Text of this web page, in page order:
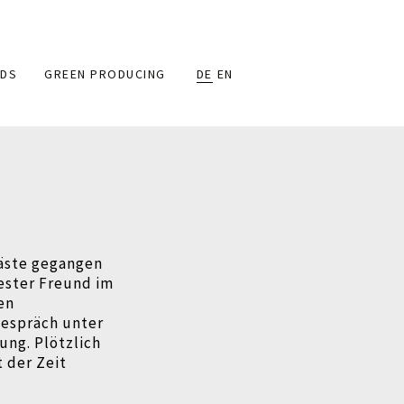
GREEN PRODUCING DE EN
gegangen
Freund im
unter
Plötzlich
der Zeit